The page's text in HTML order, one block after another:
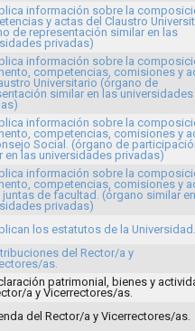
información sobre la
y actas del Claustro
de representación similar en las
privadas)
información sobre la
competencias, comisiones y
Universitario (órgano de
similar en las universidades
información sobre la
competencias, comisiones y
Social. (órgano de
en las universidades privadas)
información sobre la
competencias, comisiones y
juntas de facultad. (órgano similar
privadas)
los estatutos de la Universidad.
del Rector/a y
as.
patrimonial, bienes y
a y Vicerrectores/as.
del Rector/a y Vicerrectores/as.